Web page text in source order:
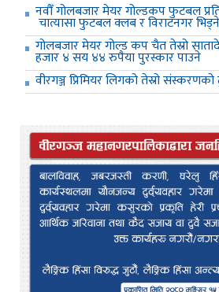
नवौँ गोलबजार मेयर गोल्डकप फुटबल
चात्यासा फुटबल क्लब र विराटनगर भिड्ने
गोलबजार मेयर गोल्ड कप चैत तेस्रो
हजार ४ सय ४४ रुपैया पुरस्कार पाउने
वीरगञ्ज प्रिमियर लिगको तेस्रो संस्करणको